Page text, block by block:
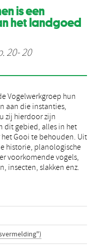
is een
het landgoed
20- 20
Vogelwerkgroep hun
aan die instanties,
zij hierdoor zijn
dit gebied, alles in het
Gooi te behouden. Uit
historie, planologische
voorkomende vogels,
insecten, slakken enz.